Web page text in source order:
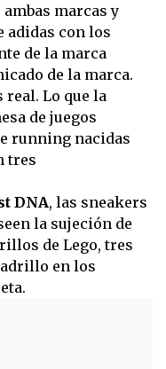
marcas y
adidas con los
de la marca
de la marca.
real. Lo que la
de juegos
running nacidas
tres
DNA, las sneakers
la sujeción de
de Lego, tres
en los